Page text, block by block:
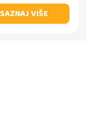
SAZNAJ VIŠE